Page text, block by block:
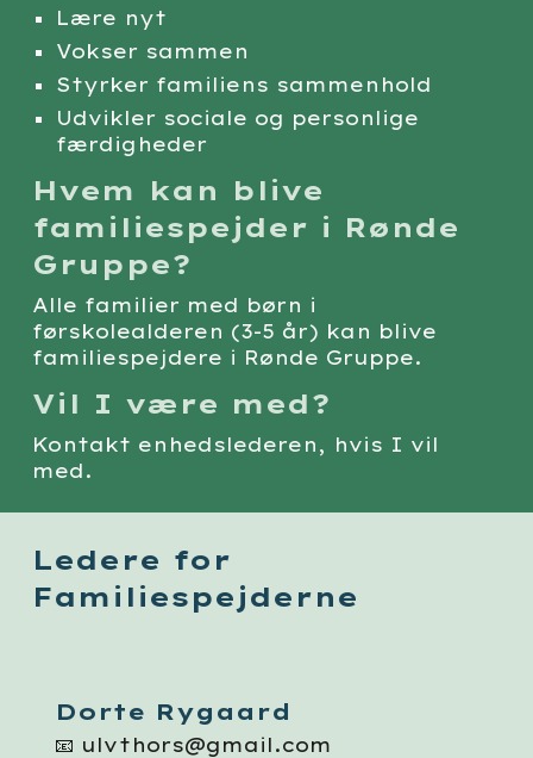
Lære nyt
Vokser sammen
Styrker familiens sammenhold
Udvikler sociale og personlige
færdigheder
Hvem kan blive
familiespejder i Rønde
Gruppe?
Alle familier med børn i
førskolealderen (3-5 år) kan blive
familiespejdere i Rønde Gruppe.
Vil I være med?
Kontakt enhedslederen, hvis I vil
med.
Ledere for
Familiespejderne
Dorte Rygaard
📧 ulvthors@gmail.com